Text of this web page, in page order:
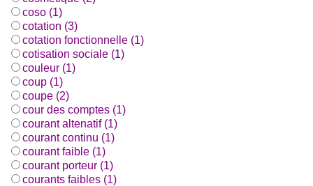
coso (1)
cotation (3)
cotation fonctionnelle (1)
cotisation sociale (1)
couleur (1)
coup (1)
coupe (2)
cour des comptes (1)
courant altenatif (1)
courant continu (1)
courant faible (1)
courant porteur (1)
courants faibles (1)